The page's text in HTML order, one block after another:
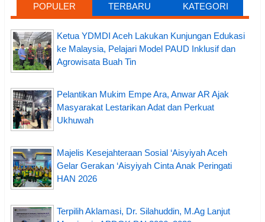
POPULER TERBARU KATEGORI
Ketua YDMDI Aceh Lakukan Kunjungan Edukasi
ke Malaysia, Pelajari Model PAUD Inklusif dan
Agrowisata Buah Tin
Pelantikan Mukim Empe Ara, Anwar AR Ajak
Masyarakat Lestarikan Adat dan Perkuat
Ukhuwah
Majelis Kesejahteraan Sosial ‘Aisyiyah Aceh
Gelar Gerakan ‘Aisyiyah Cinta Anak Peringati
HAN 2026
Terpilih Aklamasi, Dr. Silahuddin, M.Ag Lanjut